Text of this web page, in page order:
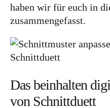
InstagramFacebook
haben wir für euch in
zusammengefasst.
Das beinhalten
von Schnittduett